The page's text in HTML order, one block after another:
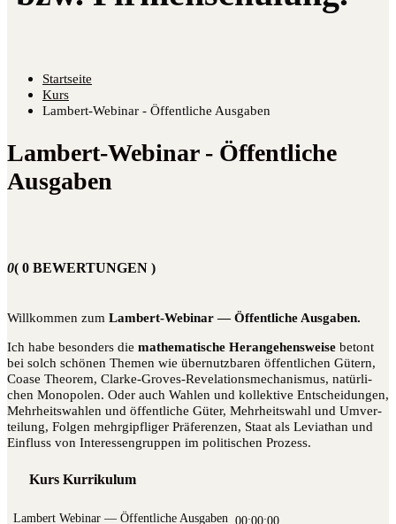
Startseite
Kurs
Lambert-Webinar - Öffentliche Ausgaben
Lambert-Webinar - Öffentliche
Ausgaben
0( 0 BEWERTUNGEN )
Will­kom­men zum Lam­bert-Web­i­nar — Öffent­li­che Ausgaben.
Ich habe beson­ders die mathe­ma­ti­sche Her­an­ge­hens­wei­se betont
bei solch schö­nen The­men wie über­nutz­ba­ren öffent­li­chen Gütern,
Coa­se Theo­rem, Clar­ke-Gro­ves-Reve­la­ti­ons­me­cha­nis­mus, natür­li­
chen Mono­po­len. Oder auch Wah­len und kol­lek­ti­ve Ent­schei­dun­gen,
Mehr­heits­wah­len und öffent­li­che Güter, Mehr­heits­wahl und Umver­
tei­lung, Fol­gen mehr­gipf­li­ger Prä­fe­ren­zen, Staat als Levia­than und
Ein­fluss von Inter­es­sen­grup­pen im poli­ti­schen Prozess.
Kurs Kurrikulum
Lam­bert Web­i­nar — Öffent­li­che Ausgaben 00:00:00